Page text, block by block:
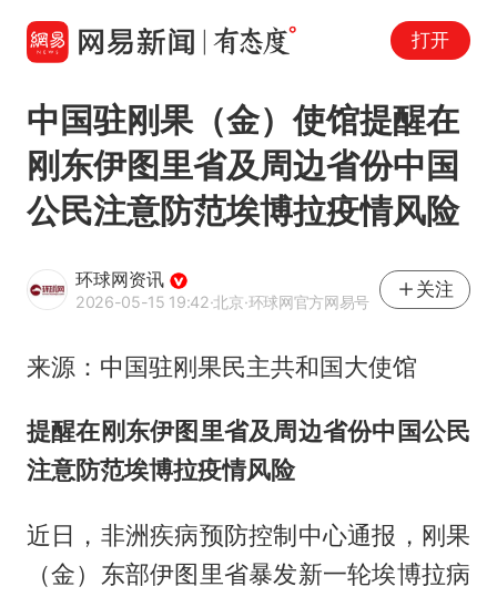
打开
中国驻刚果（金）使馆提醒在
刚东伊图里省及周边省份中国
公民注意防范埃博拉疫情风险
环球网资讯
2026-05-15 19:42·北京·环球网官方网易号
关注
来源：中国驻刚果民主共和国大使馆
提醒在刚东伊图里省及周边省份中国公民
注意防范埃博拉疫情风险
近日，非洲疾病预防控制中心通报，刚果
（金）东部伊图里省暴发新一轮埃博拉病